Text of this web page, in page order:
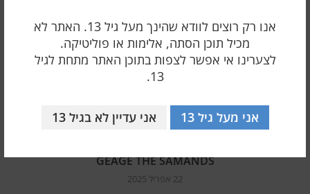
אנו רק רוצים לוודא שהינך מעל גיל 13. האתר לא
מכיל תוכן הסתה, אלימות או פוליטיקה.
לצערינו אי אפשר לצפות בתוכן האתר מתחת לגיל
13.
אני מעל גיל 13 אני עדיין לא בגיל 13
GEAGE THE SAMANDS
22 אפריל 2025